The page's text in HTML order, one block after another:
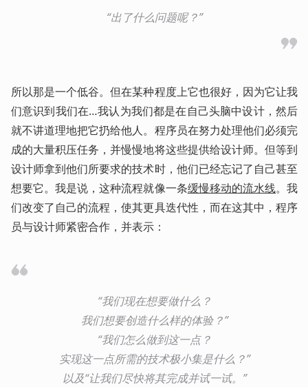
“出了什么问题呢？”
所以那是一个低谷。但在某种程度上它也很好，因为它让我
们意识到我们在…我认为我们都是在自己头脑中设计，然后
就不讲道理地把它扔给他人。程序员在努力处理他们必须完
成的大量积压任务，并慢慢地将这些提供给设计师。但等到
设计师拿到他们所要求的技术时，他们已经忘记了自己甚至
想要它。我是说，这种流程就像一条缓慢移动的流水线。我
们改变了自己的流程，使其更具迭代性，而在这其中，程序
员与设计师紧密合作，并表示：
“我们现在想要做什么？
我们想要创造什么样的体验？”
“我们怎么做到这一点？
实现这一点所需的技术极小集是什么？”
以及“让我们尽快将其完成并试一试。”